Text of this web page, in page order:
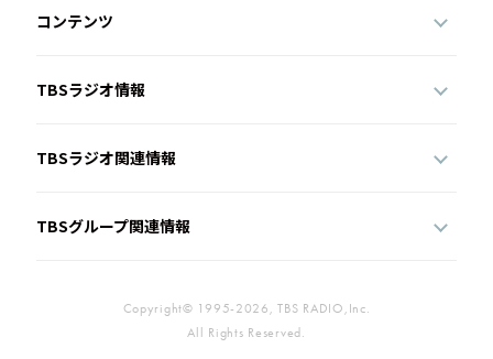
コンテンツ
TBSラジオ情報
TBSラジオ関連情報
TBSグループ関連情報
Copyright© 1995-2026, TBS RADIO,Inc.
All Rights Reserved.